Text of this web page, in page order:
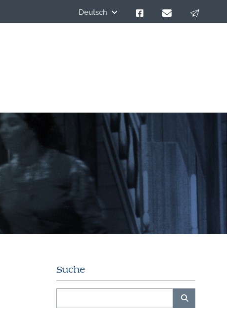
Deutsch
Suche